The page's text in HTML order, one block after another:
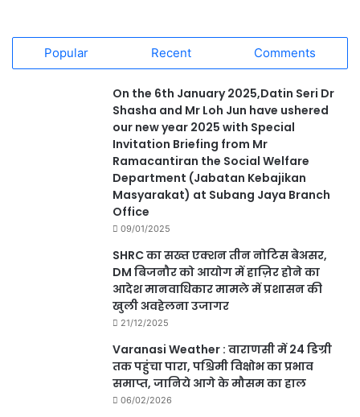
Popular Recent Comments
On the 6th January 2025,Datin Seri Dr
Shasha and Mr Loh Jun have ushered
our new year 2025 with Special
Invitation Briefing from Mr
Ramacantiran the Social Welfare
Department (Jabatan Kebajikan
Masyarakat) at Subang Jaya Branch
Office
09/01/2025
SHRC का सख्त एक्शन तीन नोटिस बेअसर,
DM बिजनौर को आयोग में हाज़िर होने का
आदेश मानवाधिकार मामले में प्रशासन की
खुली अवहेलना उजागर
21/12/2025
Varanasi Weather : वाराणसी में 24 डिग्री
तक पहुंचा पारा, पश्चिमी विक्षोभ का प्रभाव
समाप्त, जानिये आगे के मौसम का हाल
06/02/2026